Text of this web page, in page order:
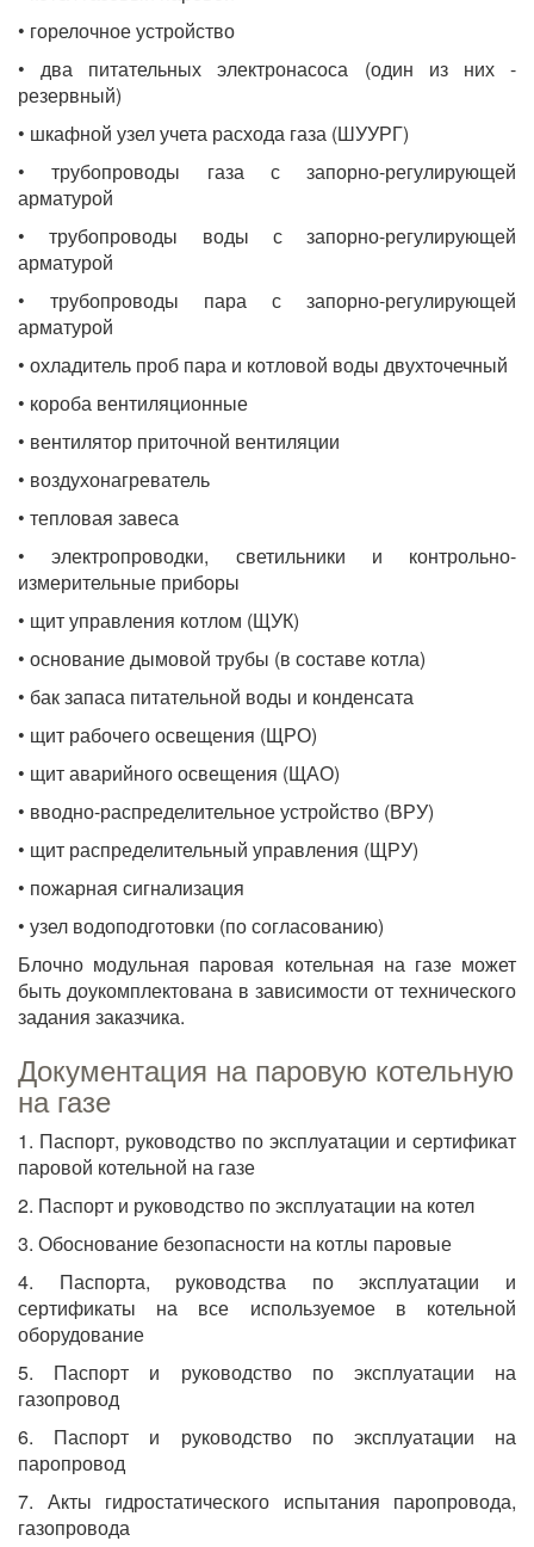
• горелочное устройство
• два питательных электронасоса (один из них -
резервный)
• шкафной узел учета расхода газа (ШУУРГ)
• трубопроводы газа с запорно-регулирующей
арматурой
• трубопроводы воды с запорно-регулирующей
арматурой
• трубопроводы пара с запорно-регулирующей
арматурой
• охладитель проб пара и котловой воды двухточечный
• короба вентиляционные
• вентилятор приточной вентиляции
• воздухонагреватель
• тепловая завеса
• электропроводки, светильники и контрольно-
измерительные приборы
• щит управления котлом (ЩУК)
• основание дымовой трубы (в составе котла)
• бак запаса питательной воды и конденсата
• щит рабочего освещения (ЩРО)
• щит аварийного освещения (ЩАО)
• вводно-распределительное устройство (ВРУ)
• щит распределительный управления (ЩРУ)
• пожарная сигнализация
• узел водоподготовки (по согласованию)
Блочно модульная паровая котельная на газе может
быть доукомплектована в зависимости от технического
задания заказчика.
Документация на паровую котельную
на газе
1. Паспорт, руководство по эксплуатации и сертификат
паровой котельной на газе
2. Паспорт и руководство по эксплуатации на котел
3. Обоснование безопасности на котлы паровые
4. Паспорта, руководства по эксплуатации и
сертификаты на все используемое в котельной
оборудование
5. Паспорт и руководство по эксплуатации на
газопровод
6. Паспорт и руководство по эксплуатации на
паропровод
7. Акты гидростатического испытания паропровода,
газопровода